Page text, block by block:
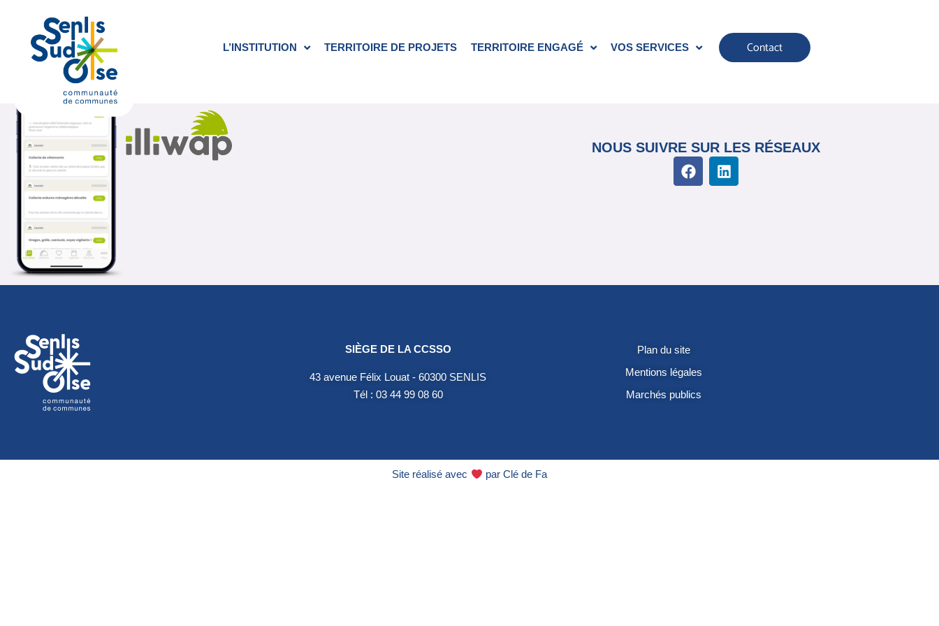
L’INSTITUTION TERRITOIRE DE PROJETS TERRITOIRE ENGAGÉ VOS SERVICES Contact
Denis LHOYER
NOUS SUIVRE SUR LES RÉSEAUX
SIÈGE DE LA CCSSO
43 avenue Félix Louat - 60300 SENLIS
Tél : 03 44 99 08 60
Plan du site
Mentions légales
Marchés publics
Site réalisé avec par Clé de Fa